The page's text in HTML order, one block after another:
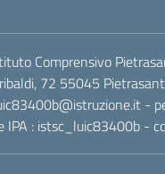
Comprensivo
72 55045
-
: istsc_luic83400b -